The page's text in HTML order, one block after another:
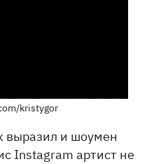
kristygor
и шоумен
Instagram артист не